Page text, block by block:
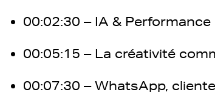
00:02:30 – IA &
00:05:15 – La créativité
00:07:30 – WhatsApp,